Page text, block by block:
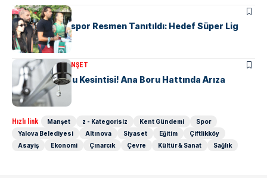
MANŞETSPOR
Yalova Haremspor Resmen Tanıtıldı: Hedef Süper Lig
KENT GÜNDEMIMANŞET
6 Mahallede Su Kesintisi! Ana Boru Hattında Arıza
Hızlı link Manşet z - Kategorisiz Kent Gündemi
Spor
Yalova Belediyesi
Altınova Siyaset Eğitim
Çiftlikköy
Asayiş
Ekonomi Çınarcık Çevre Kültür & Sanat Sağlık